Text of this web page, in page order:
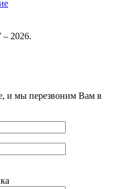
2026.
и мы перезвоним Вам в